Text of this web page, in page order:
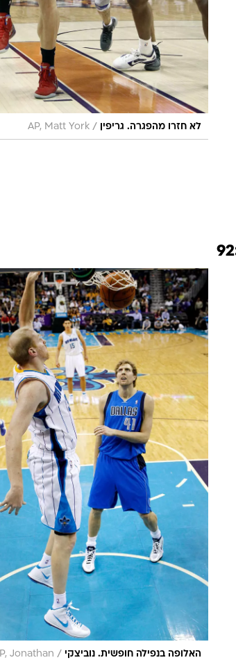
לא חזרו מהפגרה. גריפין /
AP, Matt York
האלופה בנפילה חופשית. נוביצקי /
Jonathan